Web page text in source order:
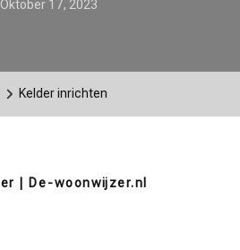
Oktober 17, 2023
Kelder inrichten
| De-woonwijzer.nl